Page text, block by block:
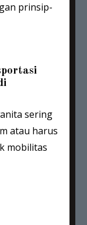
prinsip-
sering
atau harus
mobilitas